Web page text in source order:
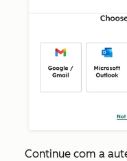
Continue com a